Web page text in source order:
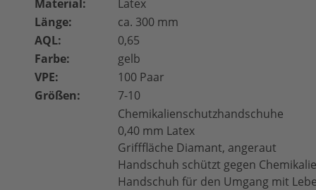
Material:
Latex
Länge:
ca. 300 mm
AQL:
0,65
Farbe:
gelb
VPE:
100 Paar
Größen:
7-10
Chemikalienschutzhandschuhe
0,40 mm Latex
Grifffläche Diamant, angeraut
Handschuh schützt gegen
Handschuh für den Umgang mit